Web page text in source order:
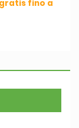
fino a